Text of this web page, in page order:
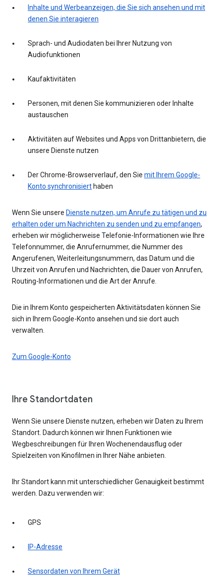
Inhalte und Werbeanzeigen, die Sie sich ansehen und mit
denen Sie interagieren
Sprach- und Audiodaten bei Ihrer Nutzung von
Audiofunktionen
Kaufaktivitäten
Personen, mit denen Sie kommunizieren oder Inhalte
austauschen
Aktivitäten auf Websites und Apps von Drittanbietern, die
unsere Dienste nutzen
Der Chrome-Browserverlauf, den Sie mit Ihrem Google-
Konto synchronisiert haben
Wenn Sie unsere Dienste nutzen, um Anrufe zu tätigen und zu
erhalten oder um Nachrichten zu senden und zu empfangen,
erheben wir möglicherweise Telefonie-Informationen wie Ihre
Telefonnummer, die Anrufernummer, die Nummer des
Angerufenen, Weiterleitungsnummern, das Datum und die
Uhrzeit von Anrufen und Nachrichten, die Dauer von Anrufen,
Routing-Informationen und die Art der Anrufe.
Die in Ihrem Konto gespeicherten Aktivitätsdaten können Sie
sich in Ihrem Google-Konto ansehen und sie dort auch
verwalten.
Zum Google-Konto
Ihre Standortdaten
Wenn Sie unsere Dienste nutzen, erheben wir Daten zu Ihrem
Standort. Dadurch können wir Ihnen Funktionen wie
Wegbeschreibungen für Ihren Wochenendausflug oder
Spielzeiten von Kinofilmen in Ihrer Nähe anbieten.
Ihr Standort kann mit unterschiedlicher Genauigkeit bestimmt
werden. Dazu verwenden wir:
GPS
IP-Adresse
Sensordaten von Ihrem Gerät